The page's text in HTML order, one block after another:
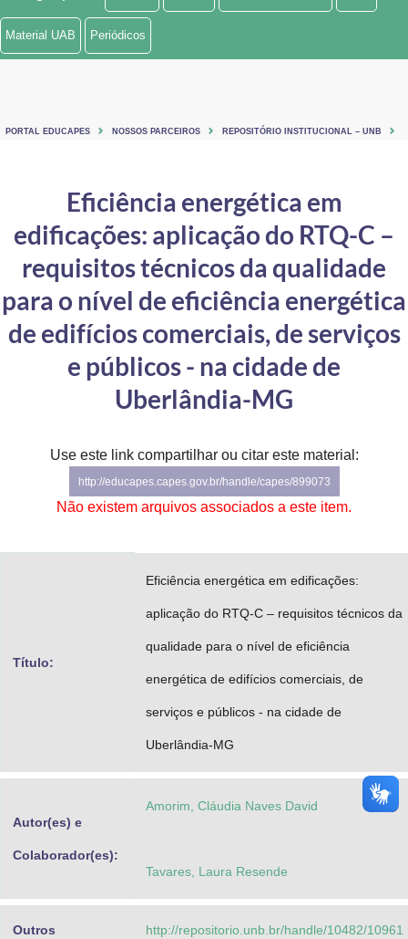
Ministério de Minas e Energia
Controladoria-Geral da União
Ministério da Mulher, da Família e dos Direitos Humanos
Secretaria-Geral
Secretaria de Governo
Banco Central do Brasil
Material UAB Periódicos
PORTAL EDUCAPES NOSSOS PARCEIROS REPOSITÓRIO INSTITUCIONAL – UNB
Eficiência energética em
edificações: aplicação do RTQ-C –
requisitos técnicos da qualidade
para o nível de eficiência energética
de edifícios comerciais, de serviços
e públicos - na cidade de
Uberlândia-MG
Use este link compartilhar ou citar este material:
http://educapes.capes.gov.br/handle/capes/899073
Não existem arquivos associados a este item.
Título:
Eficiência energética em edificações:
aplicação do RTQ-C – requisitos técnicos da
qualidade para o nível de eficiência
energética de edifícios comerciais, de
serviços e públicos - na cidade de
Uberlândia-MG
Autor(es) e
Colaborador(es):
Amorim, Cláudia Naves David
Tavares, Laura Resende
Outros http://repositorio.unb.br/handle/10482/10961